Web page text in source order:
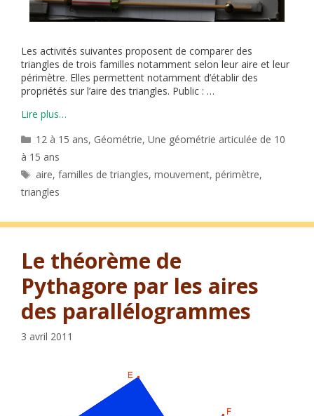
Les activités suivantes proposent de comparer des
triangles de trois familles notamment selon leur aire et leur
périmètre. Elles permettent notamment d’établir des
propriétés sur l’aire des triangles. Public : …
Lire plus…
Catégories
12 à 15 ans, Géométrie,Une géométrie articulée de 10
à 15 ans
Étiquettes
aire,familles de triangles,mouvement,périmètre,
triangles
Le théorème de
Pythagore par les aires
des parallélogrammes
3 avril 2011